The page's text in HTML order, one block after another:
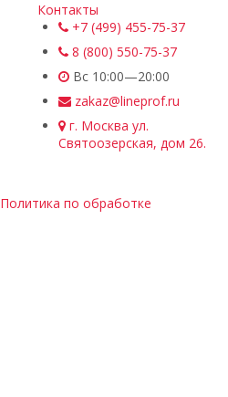
Контакты
+7 (499) 455-75-37
8 (800) 550-75-37
Вс 10:00—20:00
zakaz@lineprof.ru
г. Москва ул.
Святоозерская, дом 26.
Политика по обработке